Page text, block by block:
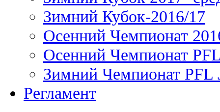
Зимний Кубок-2016/17
Осенний Чемпионат
Осенний Чемпионат
Зимний Чемпионат PFL
Регламент